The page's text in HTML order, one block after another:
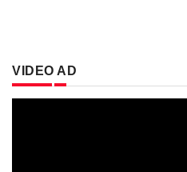
VIDEO AD